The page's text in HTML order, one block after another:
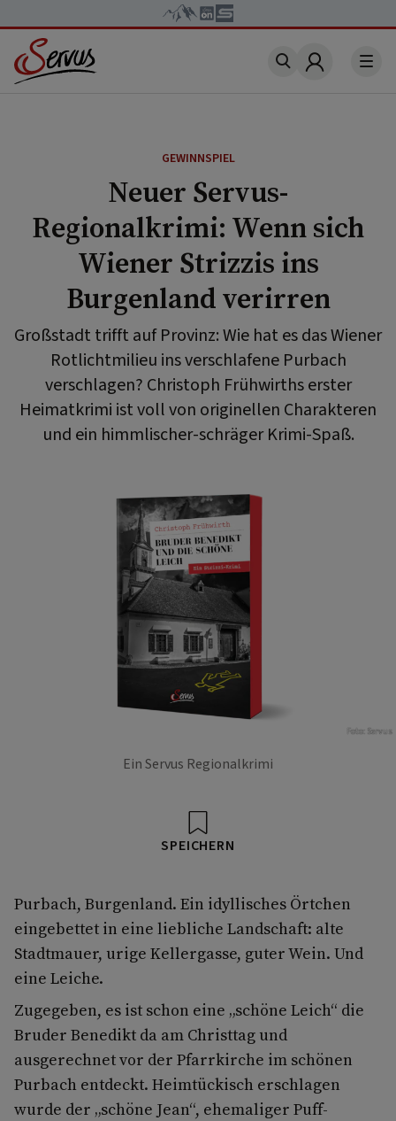
Account
GEWINNSPIEL
Neuer Servus-
Regionalkrimi: Wenn sich
Wiener Strizzis ins
Burgenland verirren
Großstadt trifft auf Provinz: Wie hat es das Wiener
Rotlichtmilieu ins verschlafene Purbach
verschlagen? Christoph Frühwirths erster
Heimatkrimi ist voll von originellen Charakteren
und ein himmlischer-schräger Krimi-Spaß.
Foto: Servus
Ein Servus Regionalkrimi
SPEICHERN
Purbach, Burgenland. Ein idyllisches Örtchen
eingebettet in eine liebliche Landschaft: alte
Stadtmauer, urige Kellergasse, guter Wein. Und
eine Leiche.
Zugegeben, es ist schon eine „schöne Leich“ die
Bruder Benedikt da am Christtag und
ausgerechnet vor der Pfarrkirche im schönen
Purbach entdeckt. Heimtückisch erschlagen
wurde der „schöne Jean“, ehemaliger Puff-